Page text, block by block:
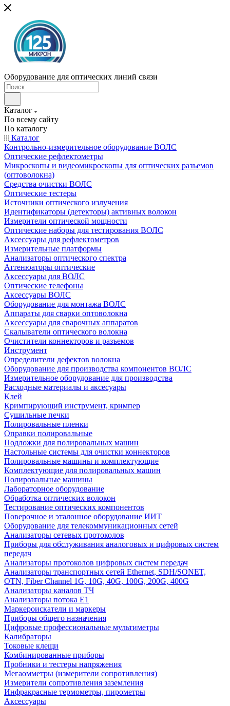
Оборудование для оптических линий связи
Каталог
По всему сайту
По каталогу
Каталог
Контрольно-измерительное оборудование ВОЛС
Оптические рефлектометры
Микроскопы и видеомикроскопы для оптических разъемов
(оптоволокна)
Средства очистки ВОЛС
Оптические тестеры
Источники оптического излучения
Идентификаторы (детекторы) активных волокон
Измерители оптической мощности
Оптические наборы для тестирования ВОЛС
Аксессуары для рефлектометров
Измерительные платформы
Анализаторы оптического спектра
Аттенюаторы оптические
Аксессуары для ВОЛС
Оптические телефоны
Аксессуары ВОЛС
Оборудование для монтажа ВОЛС
Аппараты для сварки оптоволокна
Аксессуары для сварочных аппаратов
Скалыватели оптического волокна
Очистители коннекторов и разъемов
Инструмент
Определители дефектов волокна
Оборудование для производства компонентов ВОЛС
Измерительное оборудование для производства
Расходные материалы и аксесуары
Клей
Кримпирующий инструмент, кримпер
Сушильные печки
Полировальные пленки
Оправки полировальные
Подложки для полировальных машин
Настольные системы для очистки коннекторов
Полировальные машины и комплектующие
Комплектующие для полировальных машин
Полировальные машины
Лабораторное оборудование
Обработка оптических волокон
Тестирование оптических компонентов
Поверочное и эталонное оборудование ИИТ
Оборудование для телекоммуникационных сетей
Анализаторы сетевых протоколов
Приборы для обслуживания аналоговых и цифровых систем
передач
Анализаторы протоколов цифровых систем передач
Анализаторы транспортных сетей Ethernet, SDH/SONET,
OTN, Fiber Channel 1G, 10G, 40G, 100G, 200G, 400G
Анализаторы каналов ТЧ
Анализаторы потока Е1
Маркероискатели и маркеры
Приборы общего назначения
Цифровые профессиональные мультиметры
Калибраторы
Токовые клещи
Комбинированные приборы
Пробники и тестеры напряжения
Мегаомметры (измерители сопротивления)
Измерители сопротивления заземления
Инфракрасные термометры, пирометры
Аксессуары